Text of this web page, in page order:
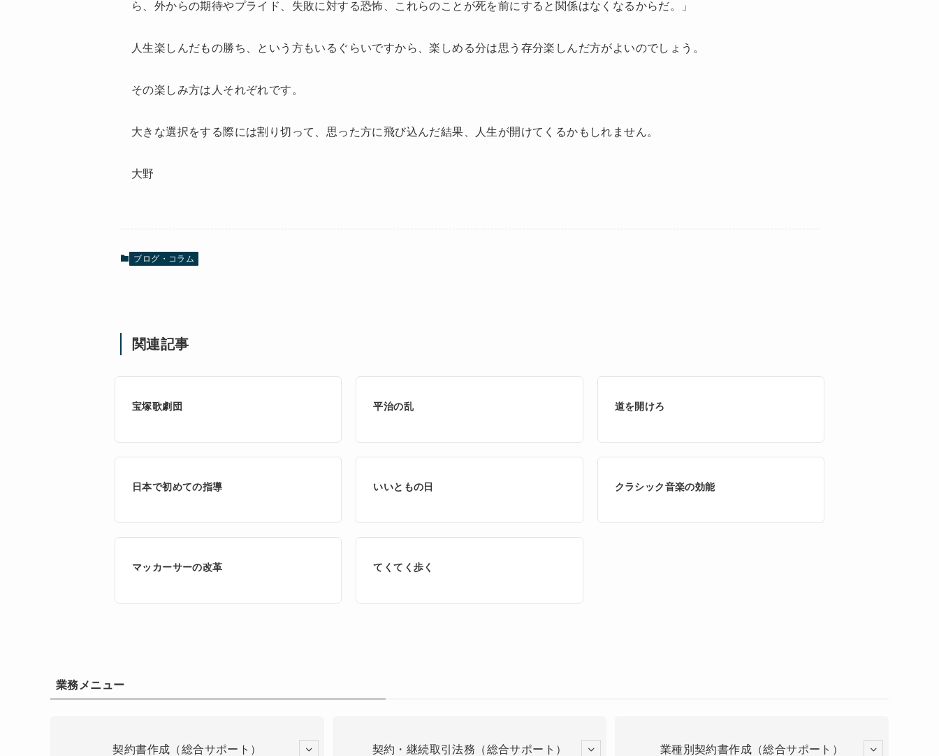
ら、外からの期待やプライド、失敗に対する恐怖、これらのことが死を前にすると関係はなくなるからだ。」
人生楽しんだもの勝ち、という方もいるぐらいですから、楽しめる分は思う存分楽しんだ方がよいのでしょう。
その楽しみ方は人それぞれです。
大きな選択をする際には割り切って、思った方に飛び込んだ結果、人生が開けてくるかもしれません。
大野
ブログ・コラム
関連記事
宝塚歌劇団 平治の乱 道を開けろ
日本で初めての指導 いいともの日 クラシック音楽の効能
マッカーサーの改革 てくてく歩く
業務メニュー
契約書作成（総合サポート） 契約・継続取引法務（総合サポート） 業種別契約書作成（総合サポート）